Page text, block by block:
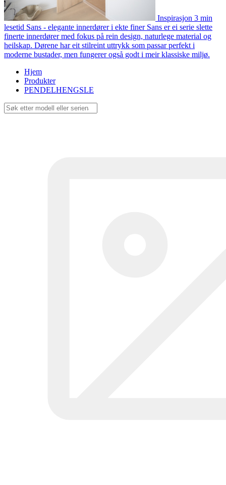
Inspirasjon 3 min
lesetid Sans - elegante innerdører i ekte finer Sans er ei serie slette
finerte innerdører med fokus på rein design, naturlege material og
heilskap. Dørene har eit stilreint uttrykk som passar perfekt i
moderne bustader, men fungerer også godt i meir klassiske miljø.
Hjem
Produkter
PENDELHENGSLE